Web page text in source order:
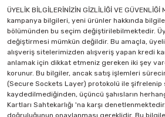
ÜYELİK BİLGİLERİNİZİN GİZLİLİĞİ VE
kampanya bilgileri, yeni ürünler hakkında
bölümünden bu seçim değiştirilebilmektedir.
değiştirmesi mümkün değildir. Bu amaçla,
alışveriş sitelerimizden alışveriş yapan kredi
anlamak için dikkat etmeniz gereken iki şey
korunur. Bu bilgiler, ancak satış işlemleri
(Secure Sockets Layer) protokolü ile şifrelenip
kaydedilmediğinden, üçüncü şahısların
Kartları Sahtekarlığı 'na karşı
doğruluğunun onaylanması gereklidir. Bu